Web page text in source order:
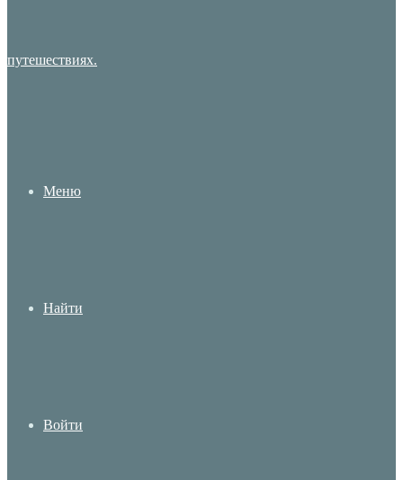
Меню
Найти
Войти